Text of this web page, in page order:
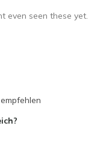
even seen these yet.